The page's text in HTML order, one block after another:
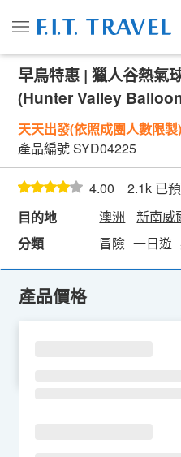
早鳥特惠 | 獵人谷熱氣
(Hunter Valley
天天出發(依照成團人數限製)
產品編號SYD04225
4.00 2.1k 已
目的地
澳洲 新南威
分類
冒險 一日遊
產品價格